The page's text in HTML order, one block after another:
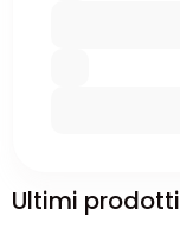
Ultimi